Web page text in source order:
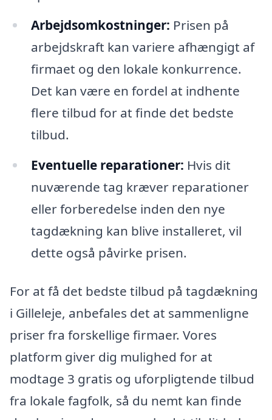
Arbejdsomkostninger: Prisen på
arbejdskraft kan variere afhængigt af
firmaet og den lokale konkurrence.
Det kan være en fordel at indhente
flere tilbud for at finde det bedste
tilbud.
Eventuelle reparationer: Hvis dit
nuværende tag kræver reparationer
eller forberedelse inden den nye
tagdækning kan blive installeret, vil
dette også påvirke prisen.
For at få det bedste tilbud på tagdækning
i Gilleleje, anbefales det at sammenligne
priser fra forskellige firmaer. Vores
platform giver dig mulighed for at
modtage 3 gratis og uforpligtende tilbud
fra lokale fagfolk, så du nemt kan finde